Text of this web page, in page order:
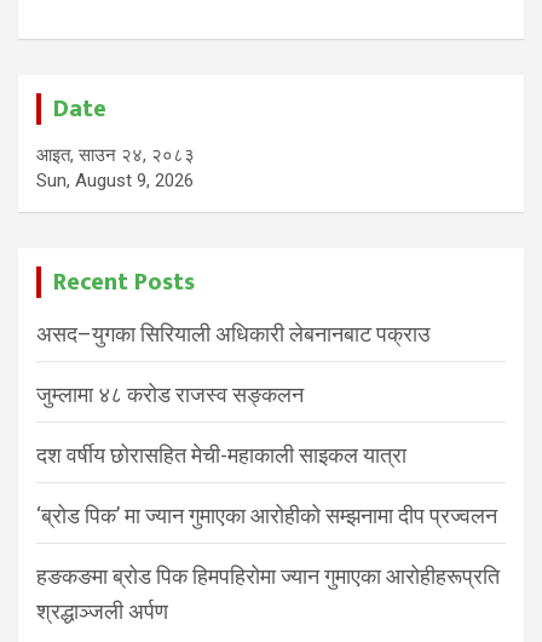
Date
आइत, साउन २४, २०८३
Sun, August 9, 2026
Recent Posts
असद–युगका सिरियाली अधिकारी लेबनानबाट पक्राउ
जुम्लामा ४८ करोड राजस्व सङ्कलन
दश वर्षीय छोरासहित मेची-महाकाली साइकल यात्रा
‘ब्रोड पिक’ मा ज्यान गुमाएका आरोहीको सम्झनामा दीप प्रज्वलन
हङकङमा ब्रोड पिक हिमपहिरोमा ज्यान गुमाएका आरोहीहरूप्रति
श्रद्धाञ्जली अर्पण